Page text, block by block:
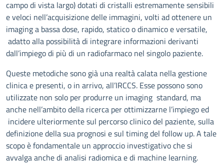
campo di vista largo) dotati di cristalli estremamente sensibili
e veloci nell’acquisizione delle immagini, volti ad ottenere un
imaging a bassa dose, rapido, statico o dinamico e versatile,
adatto alla possibilità di integrare informazioni derivanti
dall’impiego di più di un radiofarmaco nel singolo paziente.
Queste metodiche sono già una realtà calata nella gestione
clinica e presenti, o in arrivo, all’IRCCS. Esse possono sono
utilizzate non solo per produrre un imaging standard, ma
anche nell’ambito della ricerca per ottimizzarne l’impiego ed
incidere ulteriormente sul percorso clinico del paziente, sulla
definizione della sua prognosi e sul timing del follow up. A tale
scopo è fondamentale un approccio investigativo che si
avvalga anche di analisi radiomica e di machine learning.